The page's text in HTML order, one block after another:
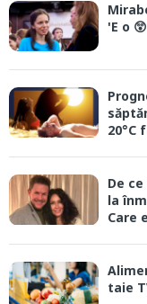
'E o
20°C
De
la
Care
taie